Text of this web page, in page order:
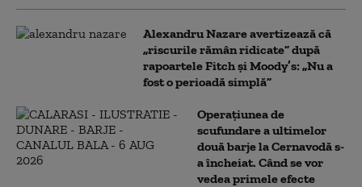
Alexandru Nazare avertizează că
„riscurile rămân ridicate” după
rapoartele Fitch și Moody’s: „Nu a
fost o perioadă simplă”
Operațiunea de
scufundare a ultimelor
două barje la Cernavodă s-
a încheiat. Când se vor
vedea primele efecte